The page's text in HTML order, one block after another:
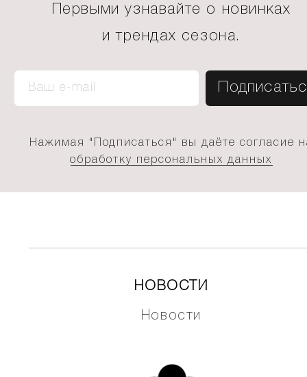
Первыми узнавайте о новинках
и трендах сезона.
Нажимая "Подписаться" вы даёте согласие
обработку персональных данных
НОВОСТИ
Новости